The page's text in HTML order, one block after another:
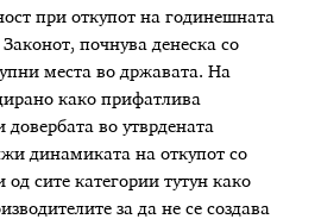
при откупот на годинешната
Законот, почнува денеска со
места во државата. На
како прифатлива
довербата во утврдената
динамиката на откупот со
сите категории тутун како
за да не се создава